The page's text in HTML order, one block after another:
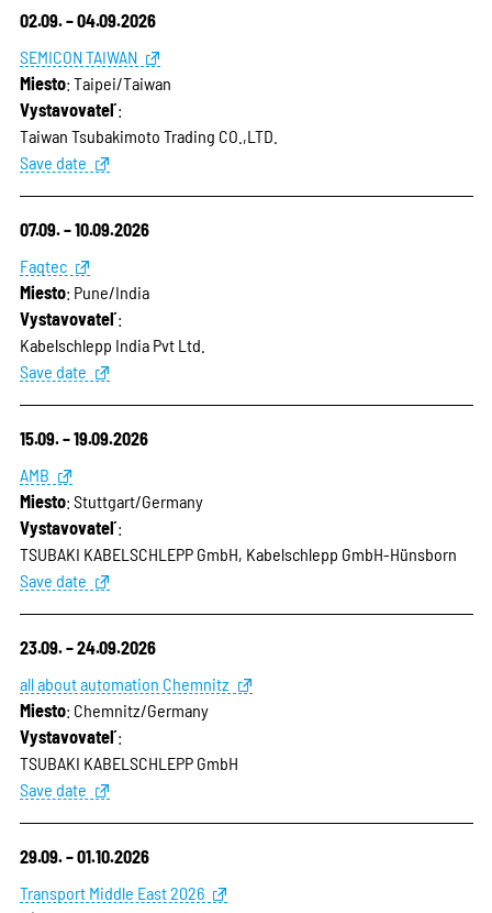
02.09. – 04.09.2026
SEMICON TAIWAN
Miesto: Taipei/Taiwan
Vystavovateľ:
Taiwan Tsubakimoto Trading CO.,LTD.
Save date
07.09. – 10.09.2026
Faqtec
Miesto: Pune/India
Vystavovateľ:
Kabelschlepp India Pvt Ltd.
Save date
15.09. – 19.09.2026
AMB
Miesto: Stuttgart/Germany
Vystavovateľ:
TSUBAKI KABELSCHLEPP GmbH, Kabelschlepp GmbH-Hünsborn
Save date
23.09. – 24.09.2026
all about automation Chemnitz
Miesto: Chemnitz/Germany
Vystavovateľ:
TSUBAKI KABELSCHLEPP GmbH
Save date
29.09. – 01.10.2026
Transport Middle East 2026